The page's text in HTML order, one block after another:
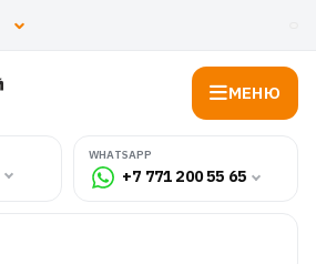
МЕНЮ
WHATSAPP
+7 771 200 55 65